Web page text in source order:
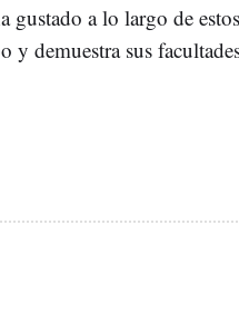
gustado a lo largo de
y demuestra sus